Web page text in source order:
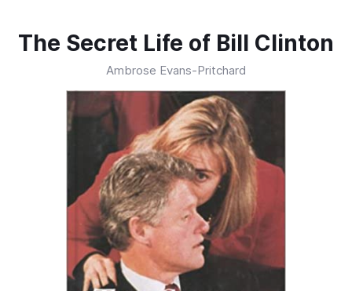
The Secret Life of Bill Clinton
Ambrose Evans-Pritchard